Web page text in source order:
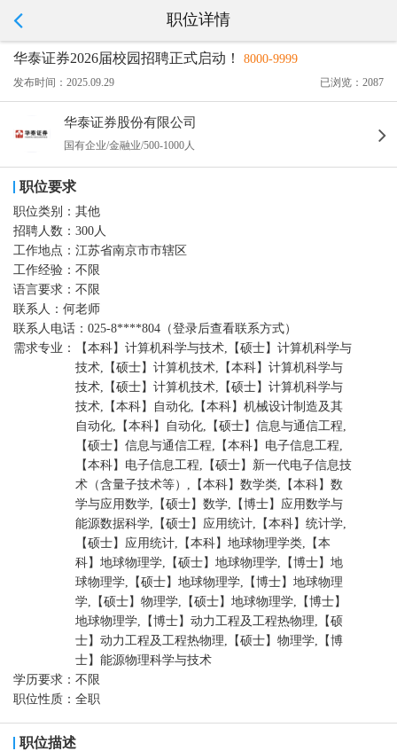
职位详情
华泰证券2026届校园招聘正式启动！ 8000-9999
发布时间：2025.09.29 已浏览：2087
华泰证券股份有限公司
国有企业/金融业/500-1000人
职位要求
职位类别： 其他
招聘人数： 300人
工作地点： 江苏省南京市市辖区
工作经验： 不限
语言要求： 不限
联系人： 何老师
联系人电话： 025-8****804（登录后查看联系方式）
需求专业：
【本科】计算机科学与技术,【硕士】计算机科学与
技术,【硕士】计算机技术,【本科】计算机科学与
技术,【硕士】计算机技术,【硕士】计算机科学与
技术,【本科】自动化,【本科】机械设计制造及其
自动化,【本科】自动化,【硕士】信息与通信工程,
【硕士】信息与通信工程,【本科】电子信息工程,
【本科】电子信息工程,【硕士】新一代电子信息技
术（含量子技术等）,【本科】数学类,【本科】数
学与应用数学,【硕士】数学,【博士】应用数学与
能源数据科学,【硕士】应用统计,【本科】统计学,
【硕士】应用统计,【本科】地球物理学类,【本
科】地球物理学,【硕士】地球物理学,【博士】地
球物理学,【硕士】地球物理学,【博士】地球物理
学,【硕士】物理学,【硕士】地球物理学,【博士】
地球物理学,【博士】动力工程及工程热物理,【硕
士】动力工程及工程热物理,【硕士】物理学,【博
士】能源物理科学与技术
学历要求： 不限
职位性质： 全职
职位描述